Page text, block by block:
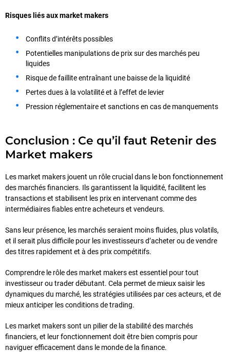
Risques liés aux market makers
Conflits d’intérêts possibles
Potentielles manipulations de prix sur des marchés peu
liquides
Risque de faillite entraînant une baisse de la liquidité
Pertes dues à la volatilité et à l’effet de levier
Pression réglementaire et sanctions en cas de manquements
Conclusion : Ce qu’il faut Retenir des
Market makers
Les market makers jouent un rôle crucial dans le bon fonctionnement
des marchés financiers. Ils garantissent la liquidité, facilitent les
transactions et stabilisent les prix en intervenant comme des
intermédiaires fiables entre acheteurs et vendeurs.
Sans leur présence, les marchés seraient moins fluides, plus volatils,
et il serait plus difficile pour les investisseurs d’acheter ou de vendre
des titres rapidement et à des prix compétitifs.
Comprendre le rôle des market makers est essentiel pour tout
investisseur ou trader débutant. Cela permet de mieux saisir les
dynamiques du marché, les stratégies utilisées par ces acteurs, et de
mieux anticiper les conditions de trading.
Les market makers sont un pilier de la stabilité des marchés
financiers, et leur fonctionnement doit être bien compris pour
naviguer efficacement dans le monde de la finance.